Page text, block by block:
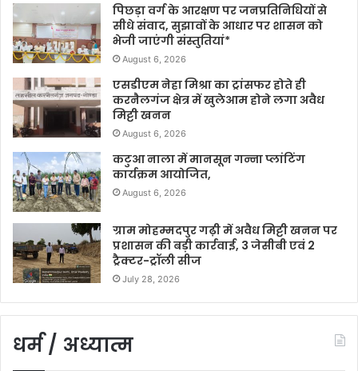
पिछड़ा वर्ग के आरक्षण पर जनप्रतिनिधियों से
सीधे संवाद, सुझावों के आधार पर शासन को
भेजी जाएंगी संस्तुतियां*
August 6, 2026
एसडीएम नेहा मिश्रा का ट्रांसफर होते ही
करनैलगंज क्षेत्र में खुलेआम होने लगा अवैध
मिट्टी खनन
August 6, 2026
कटुआ नाला में मानसून गन्ना प्लांटिंग
कार्यक्रम आयोजित,
August 6, 2026
ग्राम मोहम्मदपुर गढ़ी में अवैध मिट्टी खनन पर
प्रशासन की बड़ी कार्रवाई, 3 जेसीबी एवं 2
ट्रैक्टर-ट्रॉली सीज
July 28, 2026
धर्म / अध्यात्म